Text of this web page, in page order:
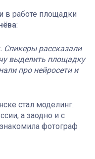
в работе площадки
:
рассказали
выделить площадку
про нейросети и
стал моделинг.
а заодно и с
фотограф